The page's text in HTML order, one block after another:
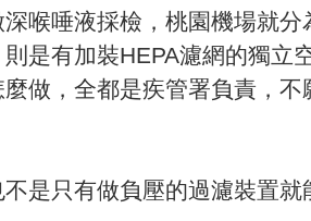
喉唾液採檢，桃園機場就
是有加裝HEPA濾網的獨
做，全都是疾管署負責，
是只有做負壓的過濾裝置